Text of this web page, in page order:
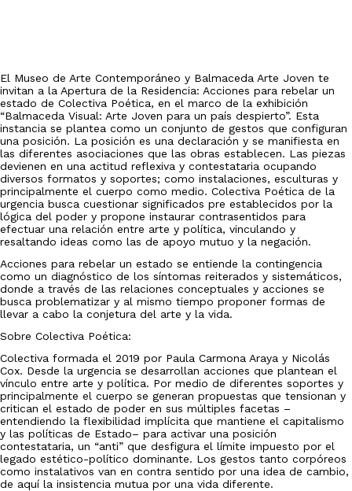
El Museo de Arte Contemporáneo y Balmaceda Arte Joven te
invitan a la Apertura de la Residencia: Acciones para rebelar un
estado de Colectiva Poética, en el marco de la exhibición
“Balmaceda Visual: Arte Joven para un país despierto”. Esta
instancia se plantea como un conjunto de gestos que configuran
una posición. La posición es una declaración y se manifiesta en
las diferentes asociaciones que las obras establecen. Las piezas
devienen en una actitud reflexiva y contestataria ocupando
diversos formatos y soportes; como instalaciones, esculturas y
principalmente el cuerpo como medio. Colectiva Poética de la
urgencia busca cuestionar significados pre establecidos por la
lógica del poder y propone instaurar contrasentidos para
efectuar una relación entre arte y política, vinculando y
resaltando ideas como las de apoyo mutuo y la negación.
Acciones para rebelar un estado se entiende la contingencia
como un diagnóstico de los síntomas reiterados y sistemáticos,
donde a través de las relaciones conceptuales y acciones se
busca problematizar y al mismo tiempo proponer formas de
llevar a cabo la conjetura del arte y la vida.
Sobre Colectiva Poética:
Colectiva formada el 2019 por Paula Carmona Araya y Nicolás
Cox. Desde la urgencia se desarrollan acciones que plantean el
vínculo entre arte y política. Por medio de diferentes soportes y
principalmente el cuerpo se generan propuestas que tensionan y
critican el estado de poder en sus múltiples facetas –
entendiendo la flexibilidad implícita que mantiene el capitalismo
y las políticas de Estado– para activar una posición
contestataria, un “anti” que desfigura el límite impuesto por el
legado estético-político dominante. Los gestos tanto corpóreos
como instalativos van en contra sentido por una idea de cambio,
de aquí la insistencia mutua por una vida diferente.